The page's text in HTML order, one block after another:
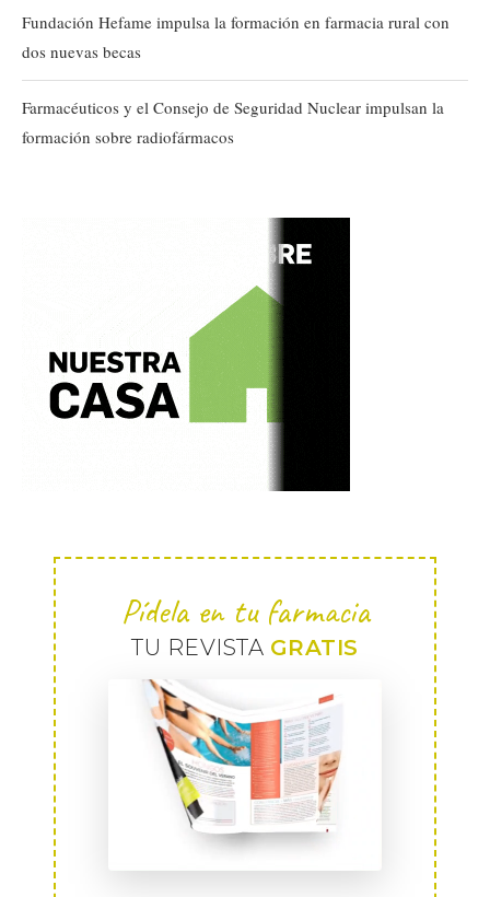
Fundación Hefame impulsa la formación en farmacia rural con
dos nuevas becas
Farmacéuticos y el Consejo de Seguridad Nuclear impulsan la
formación sobre radiofármacos
Pídela en tu farmacia
TU REVISTA GRATIS